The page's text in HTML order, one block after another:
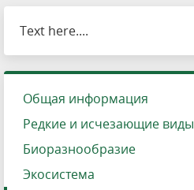
Text here....
Общая информация
Редкие и исчезающие виды
Биоразнообразие
Экосистема